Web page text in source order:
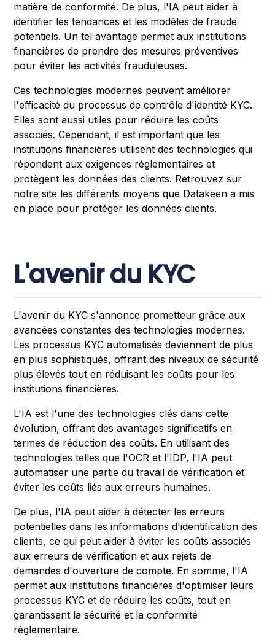
matière de conformité. De plus, l'IA peut aider à
identifier les tendances et les modèles de fraude
potentiels. Un tel avantage permet aux institutions
financières de prendre des mesures préventives
pour éviter les activités frauduleuses.
Ces technologies modernes peuvent améliorer
l'efficacité du processus de contrôle d'identité KYC.
Elles sont aussi utiles pour réduire les coûts
associés. Cependant, il est important que les
institutions financières utilisent des technologies qui
répondent aux exigences réglementaires et
protègent les données des clients. Retrouvez sur
notre site les différents moyens que Datakeen a mis
en place pour protéger les données clients.
L'avenir du KYC
L'avenir du KYC s'annonce prometteur grâce aux
avancées constantes des technologies modernes.
Les processus KYC automatisés deviennent de plus
en plus sophistiqués, offrant des niveaux de sécurité
plus élevés tout en réduisant les coûts pour les
institutions financières.
L'IA est l'une des technologies clés dans cette
évolution, offrant des avantages significatifs en
termes de réduction des coûts. En utilisant des
technologies telles que l'OCR et l'IDP, l'IA peut
automatiser une partie du travail de vérification et
éviter les coûts liés aux erreurs humaines.
De plus, l'IA peut aider à détecter les erreurs
potentielles dans les informations d'identification des
clients, ce qui peut aider à éviter les coûts associés
aux erreurs de vérification et aux rejets de
demandes d'ouverture de compte. En somme, l'IA
permet aux institutions financières d'optimiser leurs
processus KYC et de réduire les coûts, tout en
garantissant la sécurité et la conformité
réglementaire.